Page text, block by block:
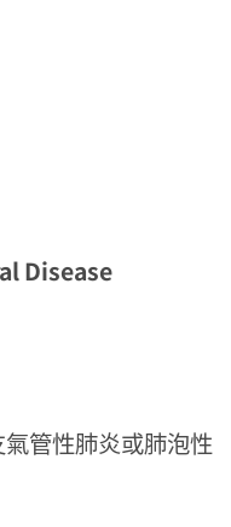
Disease
管性肺炎或肺泡性